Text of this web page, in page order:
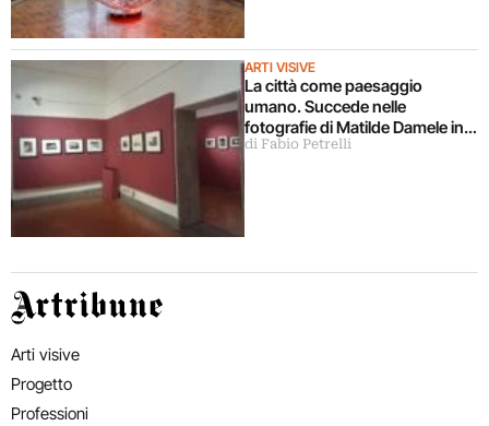
ARTI VISIVE
La città come paesaggio
umano. Succede nelle
fotografie di Matilde Damele in
mostra a Roma
di Fabio Petrelli
Artribune
Arti visive
Progetto
Professioni